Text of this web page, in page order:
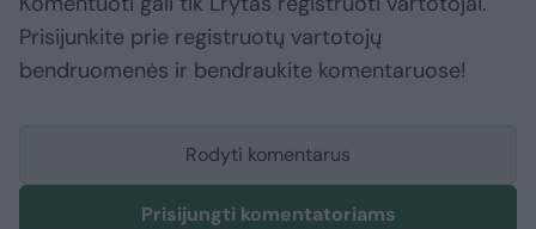
Prisijunkite prie registruotų vartotojų
bendruomenės ir bendraukite komentaruose!
Rodyti komentarus
Prisijungti komentatoriams